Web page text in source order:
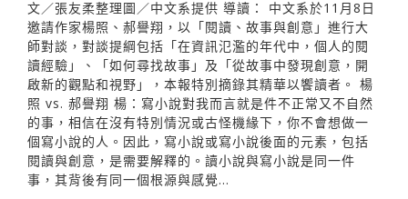
點石成金
文／張友柔整理圖／中文系提供 導讀： 中文系於11月8日
邀請作家楊照、郝譽翔，以「閱讀、故事與創意」進行大
師對談，對談提綱包括「在資訊氾濫的年代中，個人的閱
讀經驗」、「如何尋找故事」及「從故事中發現創意，開
啟新的觀點和視野」，本報特別摘錄其精華以饗讀者。 楊
照 vs. 郝譽翔 楊：寫小說對我而言就是件不正常又不自然
的事，相信在沒有特別情況或古怪機緣下，你不會想做一
個寫小說的人。因此，寫小說或寫小說後面的元素，包括